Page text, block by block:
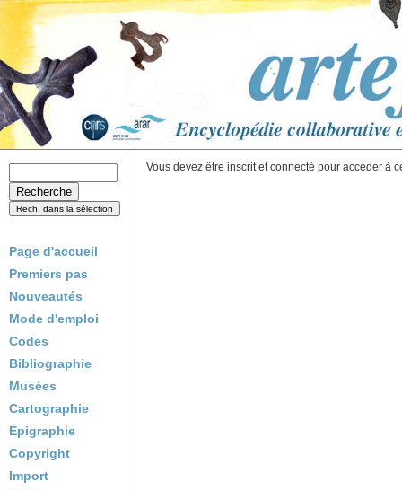
Page d'accueil
Premiers pas
Nouveautés
Mode d'emploi
Codes
Bibliographie
Musées
Cartographie
Épigraphie
Copyright
Import
Vous devez être inscrit et connecté pour accéder à